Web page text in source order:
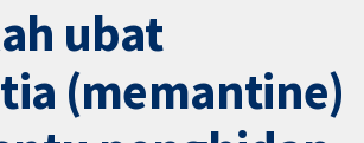
ubat
(memantine)